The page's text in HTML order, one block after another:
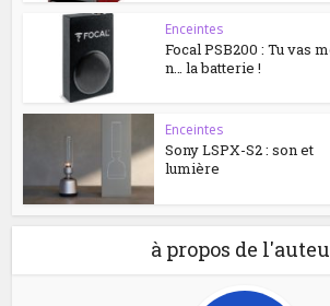
Enceintes
Focal PSB200 : Tu vas
n… la batterie !
Enceintes
Sony LSPX-S2 : son et
lumière
à propos de